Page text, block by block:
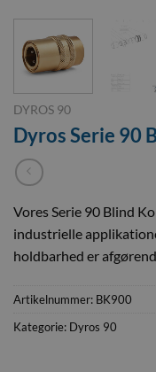
DYROS 90
Dyros Serie 90
Vores Serie 90 Blind
industrielle
holdbarhed er
Artikelnummer: BK900
Kategorie: Dyros 90